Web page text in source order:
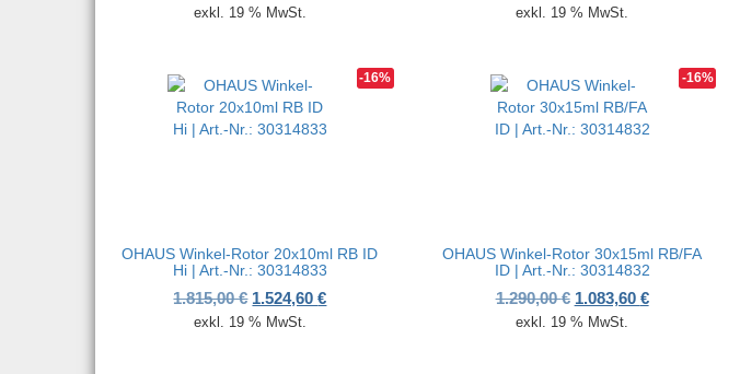
exkl. 19 % MwSt. exkl. 19 % MwSt.
-16%
OHAUS Winkel-Rotor 20x10ml RB ID
Hi | Art.-Nr.: 30314833
1.815,00€ Ursprünglicher Preis war: 1.815,00 €
1.524,60€Aktueller Preis ist: 1.524,60 €.
exkl. 19 % MwSt.
-16%
OHAUS Winkel-Rotor 30x15ml RB/FA
ID | Art.-Nr.: 30314832
1.290,00€ Ursprünglicher Preis
1.083,60 €Aktueller
exkl. 19 % MwSt.